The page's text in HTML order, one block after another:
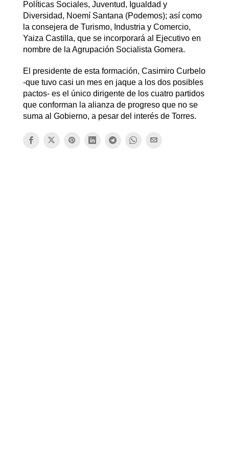
Políticas Sociales, Juventud, Igualdad y
Diversidad, Noemí Santana (Podemos); así como
la consejera de Turismo, Industria y Comercio,
Yaiza Castilla, que se incorporará al Ejecutivo en
nombre de la Agrupación Socialista Gomera.
El presidente de esta formación, Casimiro Curbelo
-que tuvo casi un mes en jaque a los dos posibles
pactos- es el único dirigente de los cuatro partidos
que conforman la alianza de progreso que no se
suma al Gobierno, a pesar del interés de Torres.